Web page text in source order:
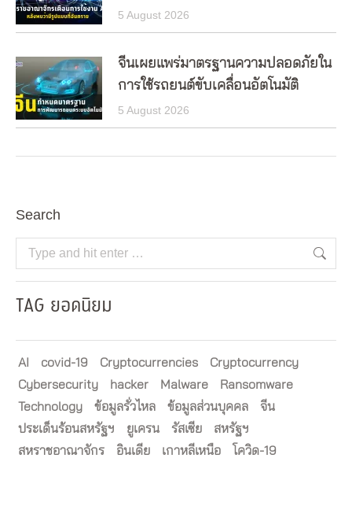
5 August 2026
จีนเผยแพร่มาตรฐานความปลอดภัยใน
การใช้รถยนต์ขับเคลื่อนอัตโนมัติ
5 August 2026
Search
Search:
TAG ยอดนิยม
AI covid-19 Cryptocurrencies
Cryptocurrency
Cybersecurity
hacker Malware
Ransomware
Technology
ข้อมูลรั่วไหล ข้อมูลส่วนบุคคล
จีน
ประเด็นร้อนสหรัฐฯ
ยูเครน รัสเซีย
สหรัฐฯ
สหราชอาณาจักร
อินเดีย เกาหลีเหนือ โควิด-19